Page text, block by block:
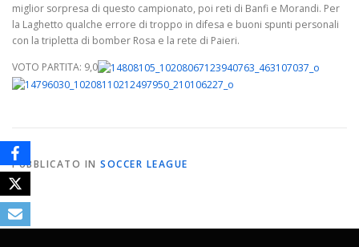
miglior sorpresa di questo campionato, poi reti di Banfi e Morandi. Per
la Laghetto qualche errore di troppo in difesa e buoni spunti personali
con la tripletta di bomber Rosa e la rete di Paieri.
VOTO PARTITA: 9,0
PUBBLICATO IN SOCCER LEAGUE